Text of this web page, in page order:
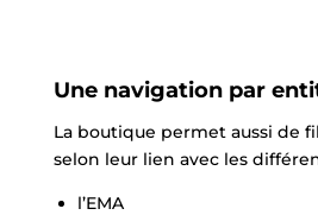
Une navigation par
La boutique permet aussi de
selon leur lien avec les
l’EMA